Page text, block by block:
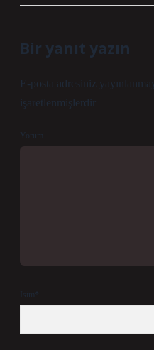
Bir yanıt yazın
E-posta adresiniz
işaretlenmişlerdir
Yorum
İsim*